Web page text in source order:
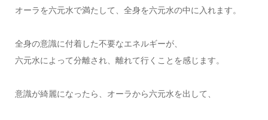
オーラを六元水で満たして、全身を六元水の中に入れます。
全身の意識に付着した不要なエネルギーが、
六元水によって分離され、離れて行くことを感じます。
意識が綺麗になったら、オーラから六元水を出して、